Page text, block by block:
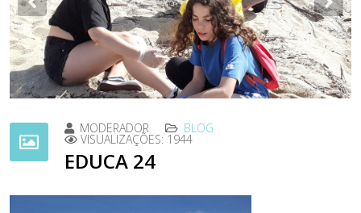
Previous
MODERADOR BLOG
VISUALIZAÇÕES: 1944
EDUCA 24